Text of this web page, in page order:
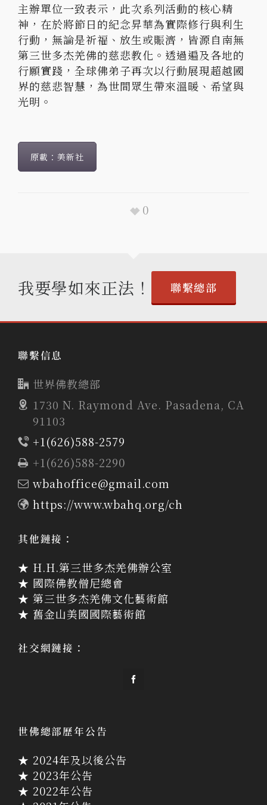
主辦單位一致表示，此次系列活動的核心精
神，在於將節日的紀念昇華為實際修行與利生
行動，無論是祈福、放生或賑濟，皆源自南無
第三世多杰羌佛的慈悲教化。透過遍及各地的
行願實踐，全球佛弟子再次以行動展現超越國
界的慈悲智慧，為世間眾生帶來溫暖、希望與
光明。
原載：美新社
0
我要學如來正法！ 聯繫總部
聯繫信息
世界佛教總部
1730 N. Raymond Ave. Pasadena, CA
91103
+1(626)588-2579
+1(626)588-2290
wbahoffice@gmail.com
https://www.wbahq.org/ch
其他鏈接：
★ H.H.第三世多杰羌佛辦公室
★ 國際佛教僧尼總會
★ 第三世多杰羌佛文化藝術館
★ 舊金山美國國際藝術館
社交網鏈接：
世佛總部歷年公告
★ 2024年及以後公告
★ 2023年公告
★ 2022年公告